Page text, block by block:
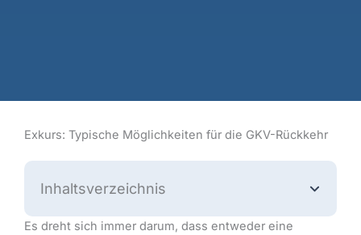
Exkurs: Typische Möglichkeiten für die GKV-Rückkehr
Inhaltsverzeichnis
Es dreht sich immer darum, dass entweder eine